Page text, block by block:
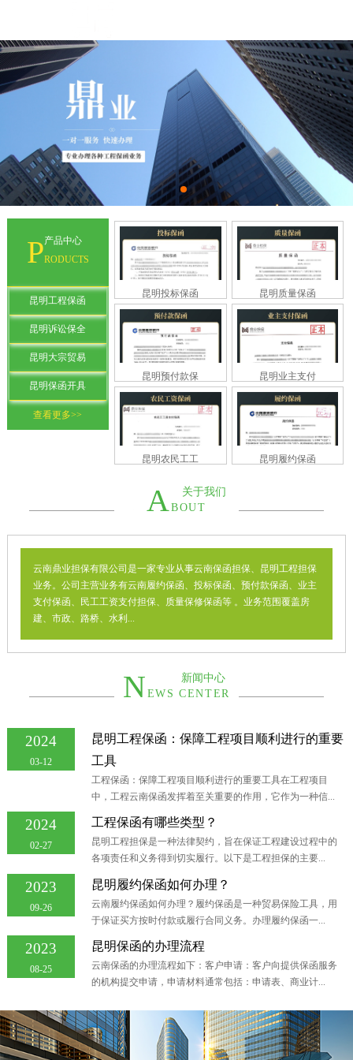
产品中心
PRODUCTS
昆明工程保函
昆明诉讼保全
昆明大宗贸易
昆明保函开具
查看更多>>
昆明投标保函 昆明质量保函
昆明预付款保 昆明业主支付
昆明农民工工 昆明履约保函
关于我们
ABOUT
云南鼎业担保有限公司是一家专业从事云南保函担保、昆明工程担保
业务。公司主营业务有云南履约保函、投标保函、预付款保函、业主
支付保函、民工工资支付担保、质量保修保函等 。业务范围覆盖房
建、市政、路桥、水利...
新闻中心
N EWS CENTER
2024
03-12
昆明工程保函：保障工程项目顺利进行的重要
工具
工程保函：保障工程项目顺利进行的重要工具在工程项目
中，工程云南保函发挥着至关重要的作用，它作为一种信...
2024
02-27
工程保函有哪些类型？
昆明工程担保是一种法律契约，旨在保证工程建设过程中的
各项责任和义务得到切实履行。以下是工程担保的主要...
2023
09-26
昆明履约保函如何办理？
云南履约保函如何办理？履约保函是一种贸易保险工具，用
于保证买方按时付款或履行合同义务。办理履约保函一...
2023
08-25
昆明保函的办理流程
云南保函的办理流程如下：客户申请：客户向提供保函服务
的机构提交申请，申请材料通常包括：申请表、商业计...